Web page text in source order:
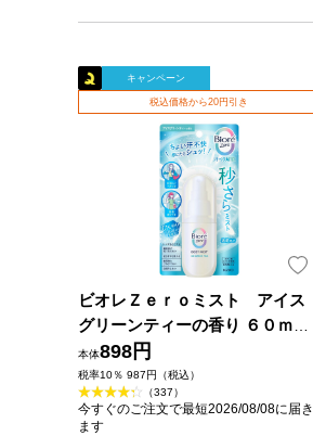
キャンペーン
税込価格から20円引き
ビオレＺｅｒｏミスト アイス
グリーンティーの香り ６０ｍＬ
花王
本体898円
税率10％ 987円（税込）
（337）
今すぐのご注文で最短2026/08/08に届き
ます